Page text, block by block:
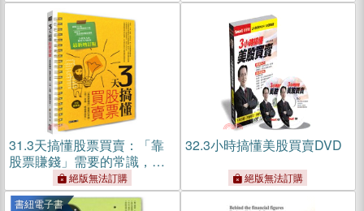
31.3天搞懂股票買賣：「靠
股票賺錢」需要的常識，一
問一答間，輕鬆學起來！
（最新增訂版）
絕版無法訂購
32.3小時搞懂美股買賣DVD
絕版無法訂購
書紐電子書